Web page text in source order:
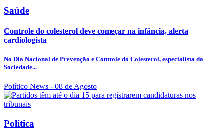
Saúde
Controle do colesterol deve começar na infância, alerta
cardiologista
No Dia Nacional de Prevenção e Controle do Colesterol, especialista da
Sociedade...
Político News - 08 de Agosto
Política